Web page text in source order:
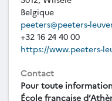
Belgique
peeters@peeters-
+32 16 24 40 00
https://www.peeters-
Contact
Pour toute
École française